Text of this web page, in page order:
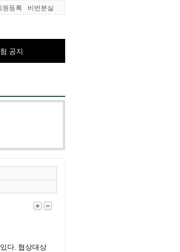
원등록 비번분실
다. 협상대상